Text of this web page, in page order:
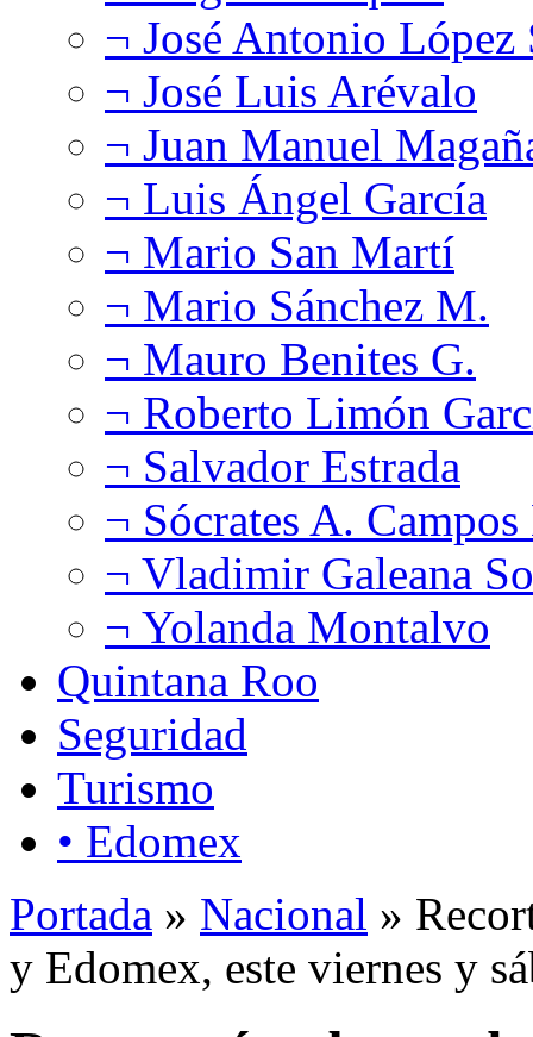
¬ José Antonio López
¬ José Luis Arévalo
¬ Juan Manuel
¬ Luis Ángel García
¬ Mario San Martí
¬ Mario Sánchez M.
¬ Mauro Benites G.
¬ Roberto Limón
¬ Salvador Estrada
¬ Sócrates A.
¬ Vladimir Galeana
¬ Yolanda Montalvo
Quintana Roo
Seguridad
Turismo
• Edomex
Portada » Nacional »
y Edomex, este viernes y